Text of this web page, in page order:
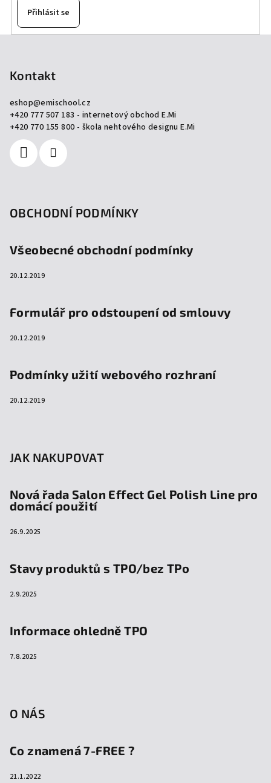
Přihlásit se
Kontakt
eshop@emischool.cz
+420 777 507 183 - internetový obchod E.Mi
+420 770 155 800 - škola nehtového designu E.Mi
OBCHODNÍ PODMÍNKY
Všeobecné obchodní podmínky
20.12.2019
Formulář pro odstoupení od smlouvy
20.12.2019
Podmínky užití webového rozhraní
20.12.2019
JAK NAKUPOVAT
Nová řada Salon Effect Gel Polish Line pro
domácí použití
26.9.2025
Stavy produktů s TPO/bez TPo
2.9.2025
Informace ohledně TPO
7.8.2025
O NÁS
Co znamená 7-FREE ?
21.1.2022